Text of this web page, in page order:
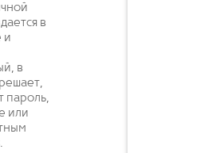
в
и
в
пароль,
или